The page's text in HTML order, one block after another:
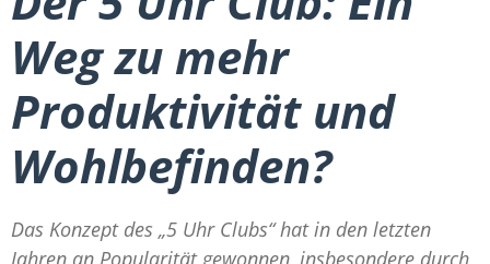
Weg zu mehr
Produktivität und
Wohlbefinden?
Das Konzept des „5 Uhr Clubs“ hat in den letzten
Jahren an Popularität gewonnen, insbesondere durch